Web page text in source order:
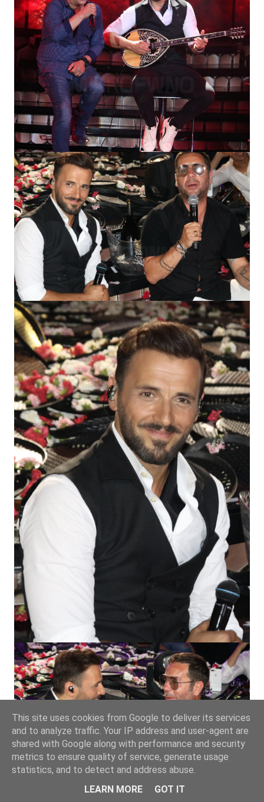
This site uses cookies from Google to deliver its services
and to analyze traffic. Your IP address and user-agent are
shared with Google along with performance and security
metrics to ensure quality of service, generate usage
statistics, and to detect and address abuse.
LEARN MORE
GOT IT